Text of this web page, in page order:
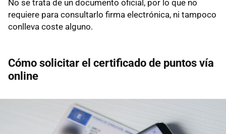
No se trata de un documento oficial, por lo que no
requiere para consultarlo firma electrónica, ni tampoco
conlleva coste alguno.
Cómo solicitar el certificado de puntos vía
online